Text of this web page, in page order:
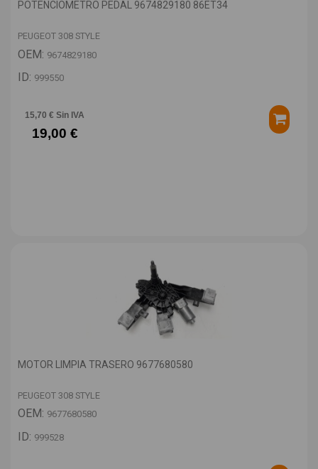
POTENCIOMETRO PEDAL 9674829180 86ET34
PEUGEOT 308 STYLE
OEM: 9674829180
ID: 999550
15,70 € Sin IVA
19,00 €
MOTOR LIMPIA TRASERO 9677680580
PEUGEOT 308 STYLE
OEM: 9677680580
ID: 999528